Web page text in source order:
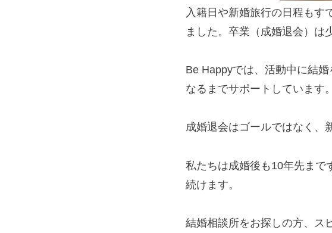
入籍日や新婚旅行の日程もす
ました。卒業（成婚退会）は
Be Happyでは、活動中に結
なるまでサポートしています。
成婚退会はゴールではなく、
私たちは成婚後も10年先まで
続けます。
結婚相談所をお探しの方、ス